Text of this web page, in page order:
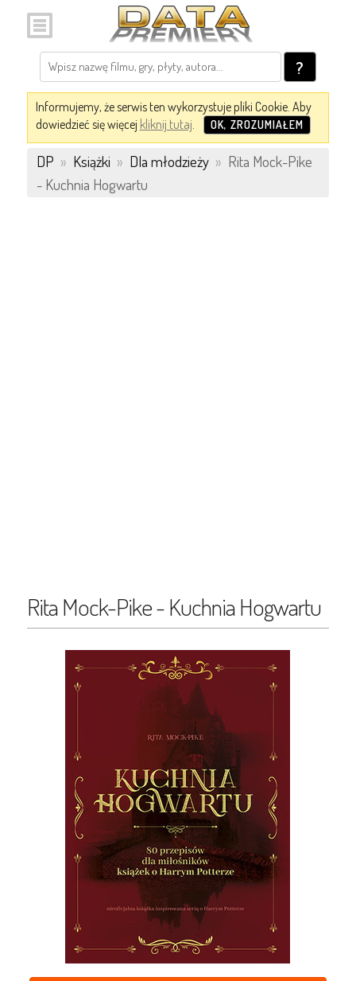
?
Informujemy, że serwis ten wykorzystuje pliki Cookie. Aby
dowiedzieć się więcej kliknij tutaj. OK, ZROZUMIAŁEM
DP » Książki » Dla młodzieży » Rita Mock-Pike
- Kuchnia Hogwartu
Rita Mock-Pike - Kuchnia Hogwartu